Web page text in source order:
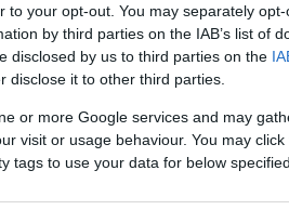
to your opt-out. You may separately
by third parties on the IAB’s list of
disclosed by us to third parties on the
disclose it to other third parties.
or more Google services and may
visit or usage behaviour. You may
tags to use your data for below
Helikopter - 7 elem + 1 tartalékÚj kedvencem
kevés elemből áll, itt lehet, hogy pont ez volt
helikoptert építeni nem egyszerű. Igaz,
Rotor). A farok…